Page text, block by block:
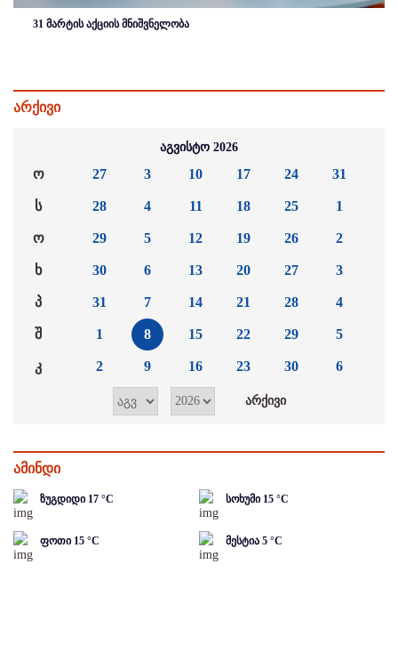
31 მარტის აქციის მნიშვნელობა
არქივი
აგვისტო 2026
ო
ს
ო
ხ
პ
შ
კ
27
28
29
30
31
1
2
3
4
5
6
7
8
9
10
11
12
13
14
15
16
17
18
19
20
21
22
23
24
25
26
27
28
29
30
31
1
2
3
4
5
6
ამინდი
ზუგდიდი 17 °C სოხუმი 15 °C
ფოთი 15 °C მესტია 5 °C